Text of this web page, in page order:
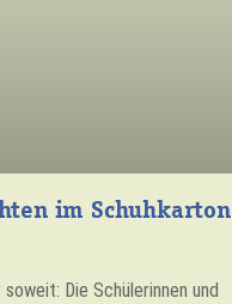
im Schuhkarton
Die Schülerinnen und